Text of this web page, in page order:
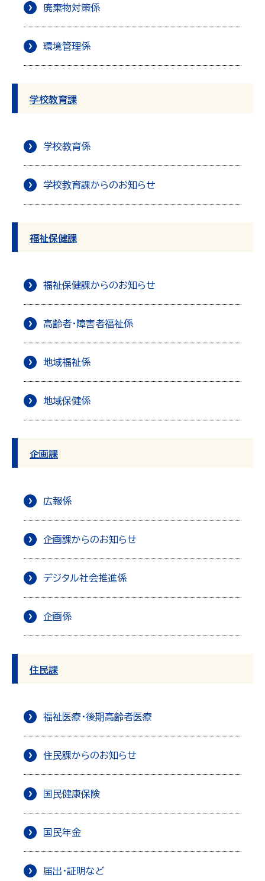
廃棄物対策係
環境管理係
学校教育課
学校教育係
学校教育課からのお知らせ
福祉保健課
福祉保健課からのお知らせ
高齢者・障害者福祉係
地域福祉係
地域保健係
企画課
広報係
企画課からのお知らせ
デジタル社会推進係
企画係
住民課
福祉医療・後期高齢者医療
住民課からのお知らせ
国民健康保険
国民年金
届出・証明など